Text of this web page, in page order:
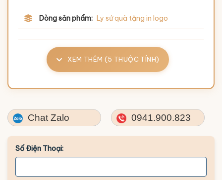
Dòng sản phẩm: Ly sứ quà tặng in logo
XEM THÊM (5 THUỘC TÍNH)
Chat Zalo 0941.900.823
Số Điện Thoại: